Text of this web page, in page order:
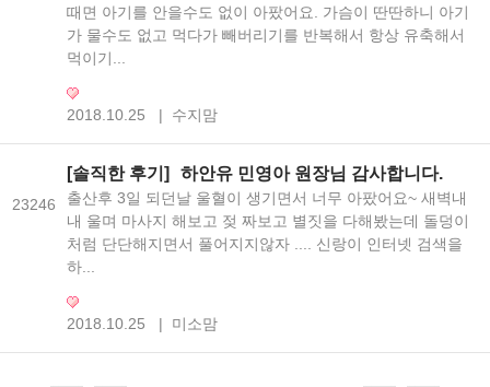
때면 아기를 안을수도 없이 아팠어요. 가슴이 딴딴하니 아기
가 물수도 없고 먹다가 빼버리기를 반복해서 항상 유축해서
먹이기...
2018.10.25 | 수지맘
23246
[솔직한 후기] 하안유 민영아 원장님 감사합니다.
출산후 3일 되던날 울혈이 생기면서 너무 아팠어요~ 새벽내
내 울며 마사지 해보고 젖 짜보고 별짓을 다해봤는데 돌덩이
처럼 단단해지면서 풀어지지않자 .... 신랑이 인터넷 검색을
하...
2018.10.25 | 미소맘